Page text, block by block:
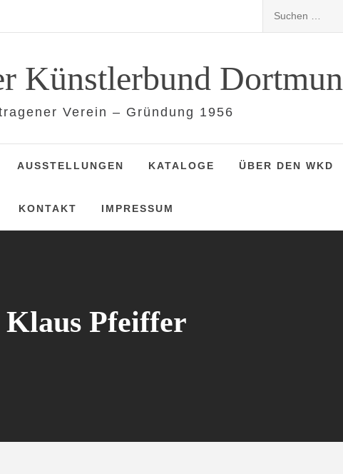
Künstlerbund
Verein – Gründung 1956
AUSSTELLUNGEN KATALOGE ÜBER DEN WKD
KONTAKT IMPRESSUM
Klaus Pfeiffer